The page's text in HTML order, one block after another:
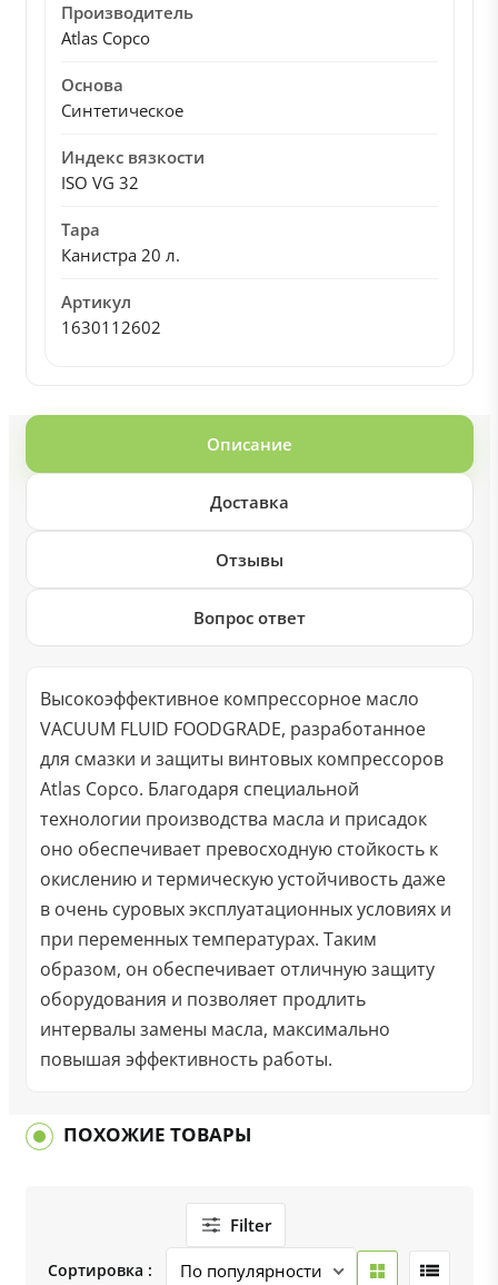
Производитель
Atlas Copco
Основа
Синтетическое
Индекс вязкости
ISO VG 32
Тара
Канистра 20 л.
Артикул
1630112602
Описание
Доставка
Отзывы
Вопрос ответ
Высокоэффективное компрессорное масло
VACUUM FLUID FOODGRADE, разработанное
для смазки и защиты винтовых компрессоров
Atlas Copco. Благодаря специальной
технологии производства масла и присадок
оно обеспечивает превосходную стойкость к
окислению и термическую устойчивость даже
в очень суровых эксплуатационных условиях и
при переменных температурах. Таким
образом, он обеспечивает отличную защиту
оборудования и позволяет продлить
интервалы замены масла, максимально
повышая эффективность работы.
ПОХОЖИЕ ТОВАРЫ
Filter
Сортировка :